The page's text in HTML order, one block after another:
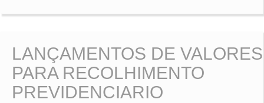
LANÇAMENTOS DE VALORES
PARA RECOLHIMENTO
PREVIDENCIARIO